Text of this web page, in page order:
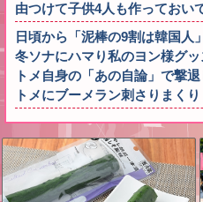
由つけて子供4人も作っておい
日頃から「泥棒の9割は韓国人
冬ソナにハマり私のヨン様グッ
トメ自身の「あの自論」で撃
トメにブーメラン刺さりまくり